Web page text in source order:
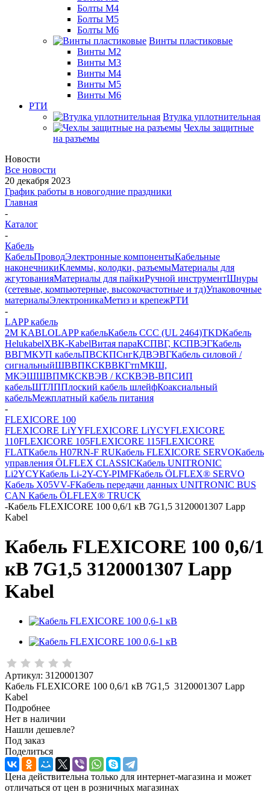
Болты М4
Болты М5
Болты М6
Винты пластиковые
Винты М2
Винты М3
Винты М4
Винты М5
Винты М6
РТИ
Втулка уплотнительная
Чехлы защитные
на разъемы
Новости
Все новости
20 декабря 2023
График работы в новогодние праздники
Главная
-
Каталог
-
Кабель
КабельПроводЭлектронные компонентыКабельные
наконечникиКлеммы, колодки, разъемыМатериалы для
жгутованияМатериалы для пайкиРучной инструментШнуры
(сетевые, компьютерные, высокочастотные и тд)Упаковочные
материалыЭлектроникаМетиз и крепежРТИ
-
LAPP кабель
2M KABLOLAPP кабельКабель CCC (UL 2464)TKDКабель
HelukabelXBK-KabelВитая параКСПВГ, КСПВЭГКабель
ВВГМКУП кабельПВСКПСнгКДВЭВГКабель силовой /
сигнальныйШВВПКСКВВКГтпМКШ,
МКЭШШВПМКСКВЭВ / КСКВЭВ-ВПСИП
кабельШТЛППлоский кабель шлейфКоаксиальный
кабельМежплатный кабель питания
-
FLEXICORE 100
FLEXICORE LiYYFLEXICORE LiYCYFLEXICORE
110FLEXICORE 105FLEXICORE 115FLEXICORE
FLATКабель H07RN-F RUКабель FLEXICORE SERVOКабель
управления ÖLFLEX CLASSICКабель UNITRONIC
Li2YCYКабель Li-2Y-CY-PIMFКабель ÖLFLEX® SERVO
Кабель X05VV-FКабель передачи данных UNITRONIC BUS
CAN Кабель ÖLFLEX® TRUCK
-Кабель FLEXICORE 100 0,6/1 кВ 7G1,5 3120001307 Lapp
Kabel
Кабель FLEXICORE 100 0,6/1
кВ 7G1,5 3120001307 Lapp
Kabel
Артикул: 3120001307
Кабель FLEXICORE 100 0,6/1 кВ 7G1,5 3120001307 Lapp
Kabel
Подробнее
Нет в наличии
Нашли дешевле?
Под заказ
Поделиться
Цена действительна только для интернет-магазина и может
отличаться от цен в розничных магазинах